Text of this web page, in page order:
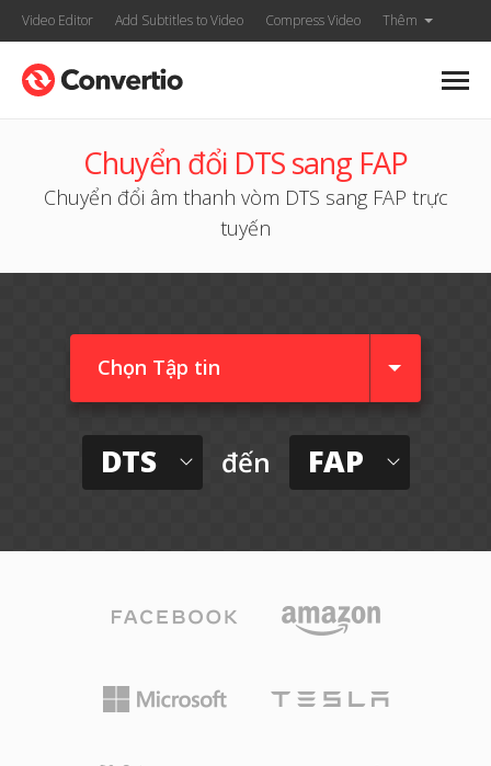
Video Editor Add Subtitles to Video Compress Video Thêm
Chuyển đổi DTS sang FAP
Chuyển đổi âm thanh vòm DTS sang FAP trực
tuyến
Chọn Tập tin
DTS đến FAP